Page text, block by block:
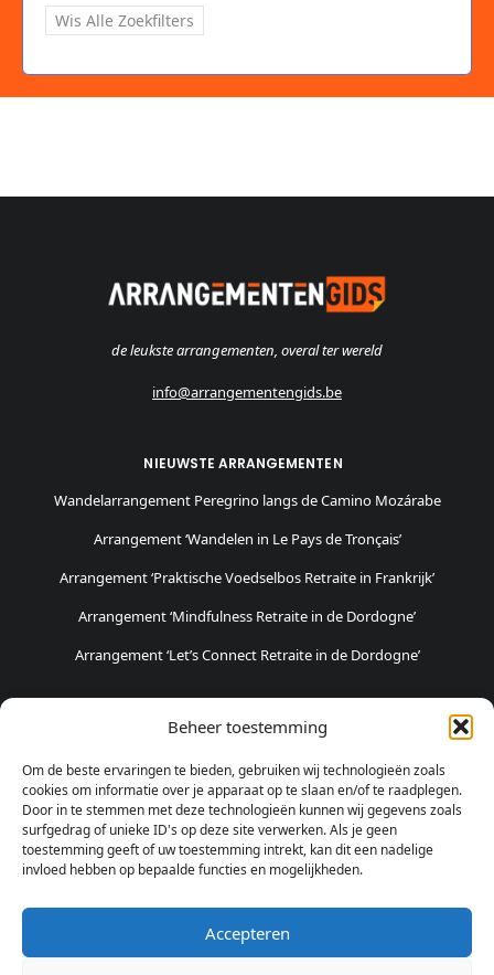
Beheer toestemming
Om de beste ervaringen te bieden, gebruiken wij technologieën zoals
cookies om informatie over je apparaat op te slaan en/of te raadplegen.
Door in te stemmen met deze technologieën kunnen wij gegevens zoals
surfgedrag of unieke ID's op deze site verwerken. Als je geen
toestemming geeft of uw toestemming intrekt, kan dit een nadelige
invloed hebben op bepaalde functies en mogelijkheden.
Accepteren
Wis Alle Zoekfilters
de leukste arrangementen, overal ter wereld
info@arrangementengids.be
NIEUWSTE ARRANGEMENTEN
Wandelarrangement Peregrino langs de Camino Mozárabe
Arrangement ‘Wandelen in Le Pays de Tronçais’
Arrangement ‘Praktische Voedselbos Retraite in Frankrijk’
Arrangement ‘Mindfulness Retraite in de Dordogne’
Arrangement ‘Let’s Connect Retraite in de Dordogne’
Fietsvakantie in Haspengouw
Weekendje Natuur & Avontuur